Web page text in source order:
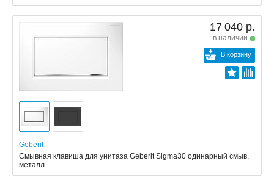
17 040 р.
в наличии
В корзину
Geberit
Смывная клавиша для унитаза Geberit Sigma30 одинарный смыв,
металл